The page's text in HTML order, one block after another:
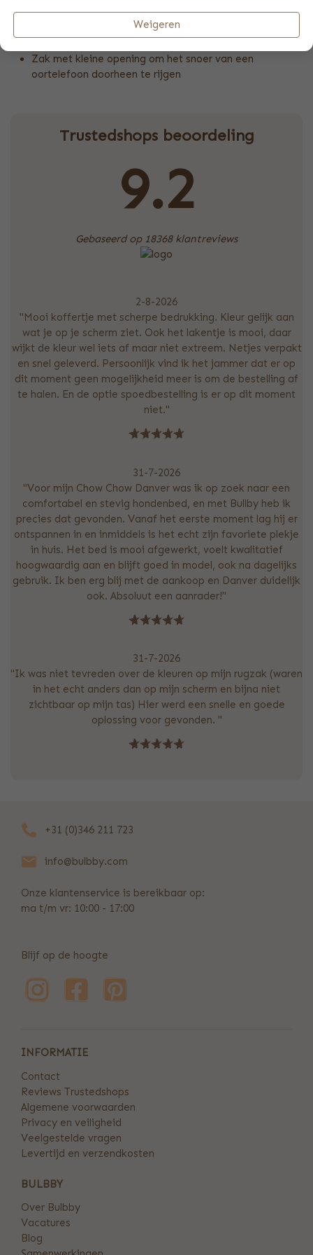
80% katoen, 20% polyester
Zak met kleine opening om het snoer van een
oortelefoon doorheen te rijgen
Trustedshops beoordeling
9.2
Gebaseerd op 18368 klantreviews
2-8-2026
"Mooi koffertje met scherpe bedrukking. Kleur gelijk aan
wat je op je scherm ziet. Ook het lakentje is mooi, daar
wijkt de kleur wel iets af maar niet extreem. Netjes verpakt
en snel geleverd. Persoonlijk vind ik het jammer dat er op
dit moment geen mogelijkheid meer is om de bestelling af
te halen. En de optie spoedbestelling is er op dit moment
niet."
31-7-2026
"Voor mijn Chow Chow Danver was ik op zoek naar een
comfortabel en stevig hondenbed, en met Bullby heb ik
precies dat gevonden. Vanaf het eerste moment lag hij er
ontspannen in en inmiddels is het echt zijn favoriete plekje
in huis. Het bed is mooi afgewerkt, voelt kwalitatief
hoogwaardig aan en blijft goed in model, ook na dagelijks
gebruik. Ik ben erg blij met de aankoop en Danver duidelijk
ook. Absoluut een aanrader!"
31-7-2026
"Ik was niet tevreden over de kleuren op mijn rugzak (waren
in het echt anders dan op mijn scherm en bijna niet
zichtbaar op mijn tas) Hier werd een snelle en goede
oplossing voor gevonden. "
+31 (0)346 211 723
info@bulbby.com
Onze klantenservice is bereikbaar op:
ma t/m vr: 10:00 - 17:00
Blijf op de hoogte
INFORMATIE
Contact
Reviews Trustedshops
Algemene voorwaarden
Privacy en veiligheid
Veelgestelde vragen
Levertijd en verzendkosten
BULBBY
Over Bulbby
Vacatures
Blog
Weigeren